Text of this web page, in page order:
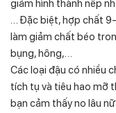
giảm hình thành nếp
… Đặc biệt, hợp chất
làm giảm chất béo
bụng, hông,…
Các loại đậu có nhiều
tích tụ và tiêu hao mỡ
bạn cảm thấy no lâu